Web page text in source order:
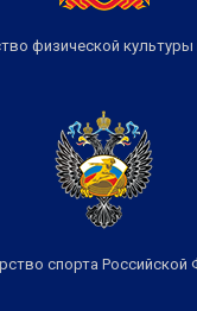
физической
спорта Российской